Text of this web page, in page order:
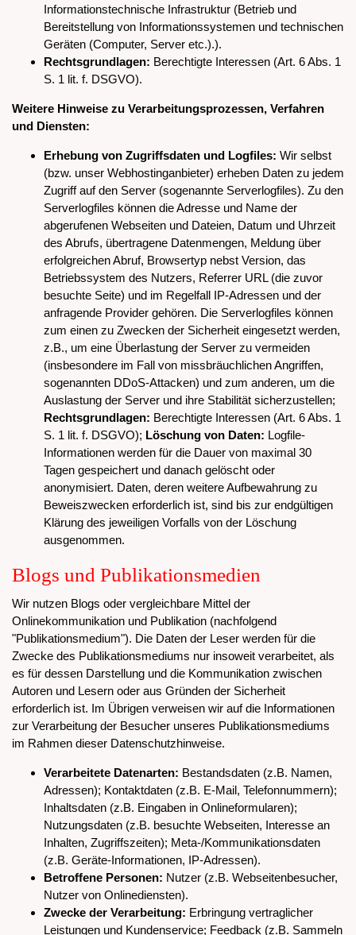
Informationstechnische Infrastruktur (Betrieb und
Bereitstellung von Informationssystemen und technischen
Geräten (Computer, Server etc.).).
Rechtsgrundlagen: Berechtigte Interessen (Art. 6 Abs. 1
S. 1 lit. f. DSGVO).
Weitere Hinweise zu Verarbeitungsprozessen, Verfahren
und Diensten:
Erhebung von Zugriffsdaten und Logfiles: Wir selbst
(bzw. unser Webhostinganbieter) erheben Daten zu jedem
Zugriff auf den Server (sogenannte Serverlogfiles). Zu den
Serverlogfiles können die Adresse und Name der
abgerufenen Webseiten und Dateien, Datum und Uhrzeit
des Abrufs, übertragene Datenmengen, Meldung über
erfolgreichen Abruf, Browsertyp nebst Version, das
Betriebssystem des Nutzers, Referrer URL (die zuvor
besuchte Seite) und im Regelfall IP-Adressen und der
anfragende Provider gehören. Die Serverlogfiles können
zum einen zu Zwecken der Sicherheit eingesetzt werden,
z.B., um eine Überlastung der Server zu vermeiden
(insbesondere im Fall von missbräuchlichen Angriffen,
sogenannten DDoS-Attacken) und zum anderen, um die
Auslastung der Server und ihre Stabilität sicherzustellen;
Rechtsgrundlagen: Berechtigte Interessen (Art. 6 Abs. 1
S. 1 lit. f. DSGVO); Löschung von Daten: Logfile-
Informationen werden für die Dauer von maximal 30
Tagen gespeichert und danach gelöscht oder
anonymisiert. Daten, deren weitere Aufbewahrung zu
Beweiszwecken erforderlich ist, sind bis zur endgültigen
Klärung des jeweiligen Vorfalls von der Löschung
ausgenommen.
Blogs und Publikationsmedien
Wir nutzen Blogs oder vergleichbare Mittel der
Onlinekommunikation und Publikation (nachfolgend
"Publikationsmedium"). Die Daten der Leser werden für die
Zwecke des Publikationsmediums nur insoweit verarbeitet, als
es für dessen Darstellung und die Kommunikation zwischen
Autoren und Lesern oder aus Gründen der Sicherheit
erforderlich ist. Im Übrigen verweisen wir auf die Informationen
zur Verarbeitung der Besucher unseres Publikationsmediums
im Rahmen dieser Datenschutzhinweise.
Verarbeitete Datenarten: Bestandsdaten (z.B. Namen,
Adressen); Kontaktdaten (z.B. E-Mail, Telefonnummern);
Inhaltsdaten (z.B. Eingaben in Onlineformularen);
Nutzungsdaten (z.B. besuchte Webseiten, Interesse an
Inhalten, Zugriffszeiten); Meta-/Kommunikationsdaten
(z.B. Geräte-Informationen, IP-Adressen).
Betroffene Personen: Nutzer (z.B. Webseitenbesucher,
Nutzer von Onlinediensten).
Zwecke der Verarbeitung: Erbringung vertraglicher
Leistungen und Kundenservice; Feedback (z.B. Sammeln